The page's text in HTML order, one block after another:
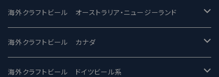
ビアへるん - Beer Hearn
忽布古丹醸造 - HOP KOTAN
ワイマーケットブルーイング Y.Market Brewing
Toppling Goliath トップリンゴライアス
Fair State フェアステイト
Lagunitas ラグニタス
SAIREN /サイレン
ワイルドチャイルド - Wilde Child
BrewDog Brewery - ブリュードッグ
gweilo-鬼佬 グウァイロ
Heart Of Darkness - ハートオブダークネス
Carbon brews -カーボン
海外クラフトビール オーストラリア・ニュージーランド
ROCKY RIDGE - ロッキーリッジ
BODRIGGY BREWING ボッドリッジー
海外クラフトビール カナダ
Jackie O's ジャッキーオーズ
海外クラフトビール ドイツビール系